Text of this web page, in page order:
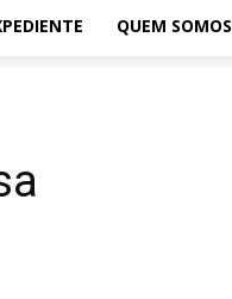
QUEM SOMOS